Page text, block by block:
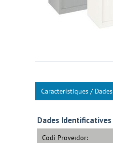
Característiques / Dades
Dades Identificatives
Codi Proveïdor: